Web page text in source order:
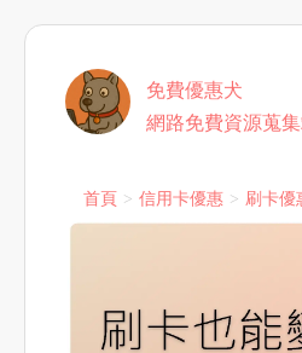
免費優惠犬
網路免費資源蒐
首頁 信用卡優惠 刷卡優